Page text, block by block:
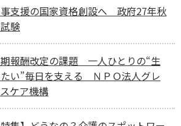
支援の国家資格創設へ 政府27年秋
験
報酬改定の課題 一人ひとりの“生
い”毎日を支える ＮＰＯ法人グレ
ケア機構